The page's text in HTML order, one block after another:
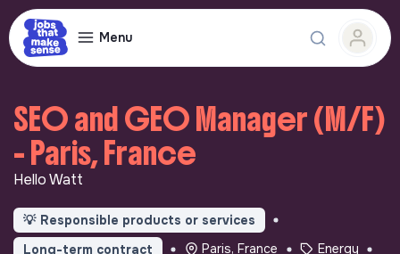
Menu
SEO and GEO Manager (M/F)
- Paris, France
Hello Watt
💡 Responsible products or services
Long-term contract
Paris, France
Energy